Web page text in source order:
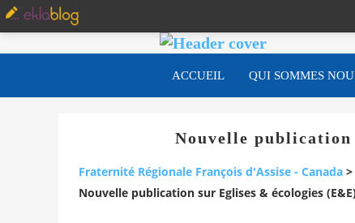
ACCUEIL QUI SOMMES
Nouvelle
Fraternité Régionale François d'Assise - Canada >
Nouvelle publication sur Eglises & écologies